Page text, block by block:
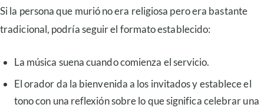
Si la persona que murió no era religiosa pero era bastante
tradicional, podría seguir el formato establecido:
La música suena cuando comienza el servicio.
El orador da la bienvenida a los invitados y establece el
tono con una reflexión sobre lo que significa celebrar una